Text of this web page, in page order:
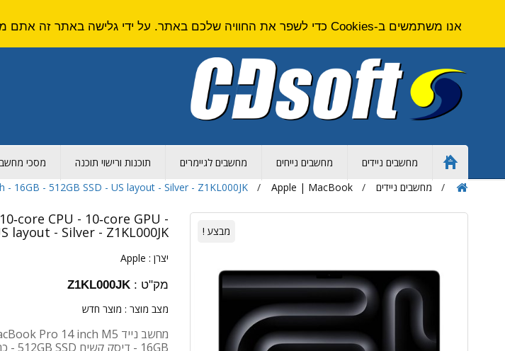
Home
Page
מחשבים ניידים מחשבים נייחים מחשבים לגיימרים תוכנות ורישוי תוכנה מסכי מחשב
מחשבים ניידים
Apple | MacBook
16GB - 512GB SSD - US layout - Silver - Z1KL000JK
מבצע !
CPU - 10‑core GPU -
layout - Silver - Z1KL000JK
יצרן : Apple
מק"ט : Z1KL000JK
מצב מוצר : מוצר חדש
אנו משתמשים ב-Cookies כדי לשפר את החוויה שלכם באתר. על ידי גלישה באתר זה אתם מסכימים ל